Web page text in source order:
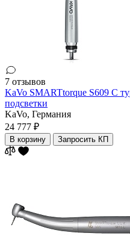
7 отзывов
KaVo SMARTtorque S609 C
подсветки
KaVo, Германия
24 777 ₽
В корзину Запросить КП